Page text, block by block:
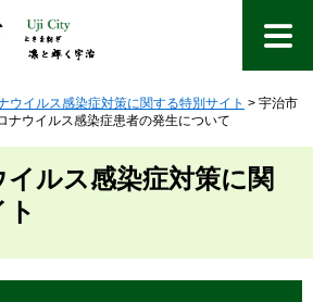
ウイルス感染症対策に関する特別サイト > 宇治市
ナウイルス感染症患者の発生について
ルス感染症対策に関